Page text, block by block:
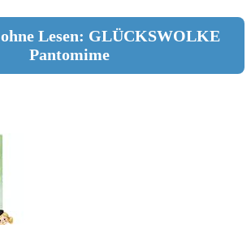
Lesen: GLÜCKSWOLKE
Pantomime